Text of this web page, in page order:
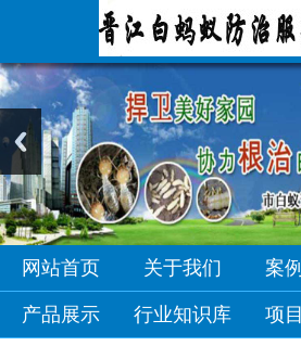
网站首页 关于我们 案
产品展示 行业知识库 项